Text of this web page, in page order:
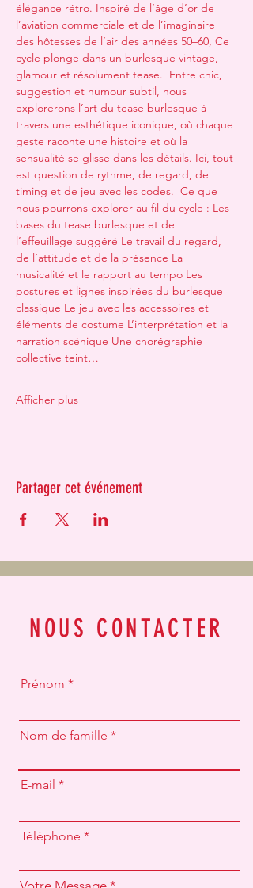
élégance rétro. Inspiré de l’âge d’or de
l’aviation commerciale et de l’imaginaire
des hôtesses de l’air des années 50–60, Ce
cycle plonge dans un burlesque vintage,
glamour et résolument tease.  Entre chic,
suggestion et humour subtil, nous
explorerons l’art du tease burlesque à
travers une esthétique iconique, où chaque
geste raconte une histoire et où la
sensualité se glisse dans les détails. Ici, tout
est question de rythme, de regard, de
timing et de jeu avec les codes.  Ce que
nous pourrons explorer au fil du cycle : Les
bases du tease burlesque et de
l’effeuillage suggéré Le travail du regard,
de l’attitude et de la présence La
musicalité et le rapport au tempo Les
postures et lignes inspirées du burlesque
classique Le jeu avec les accessoires et
éléments de costume L’interprétation et la
narration scénique Une chorégraphie
collective teint…
Afficher plus
Partager cet événement
NOUS CONTACTER
Prénom
Nom de famille
E-mail
Téléphone